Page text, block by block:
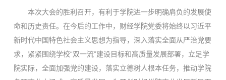
本次大会的胜利召开，有利于学院进一步明确肩负的发展使
命和历史责任。在今后的工作中，财经学院党委将始终以习近平
新时代中国特色社会主义思想为指导，深入落实全面从严治党要
求，紧紧围绕学校“双一流”建设目标和高质量发展部署，立足学
院实际，全面加强党的建设，落实立德树人根本任务，推动学院